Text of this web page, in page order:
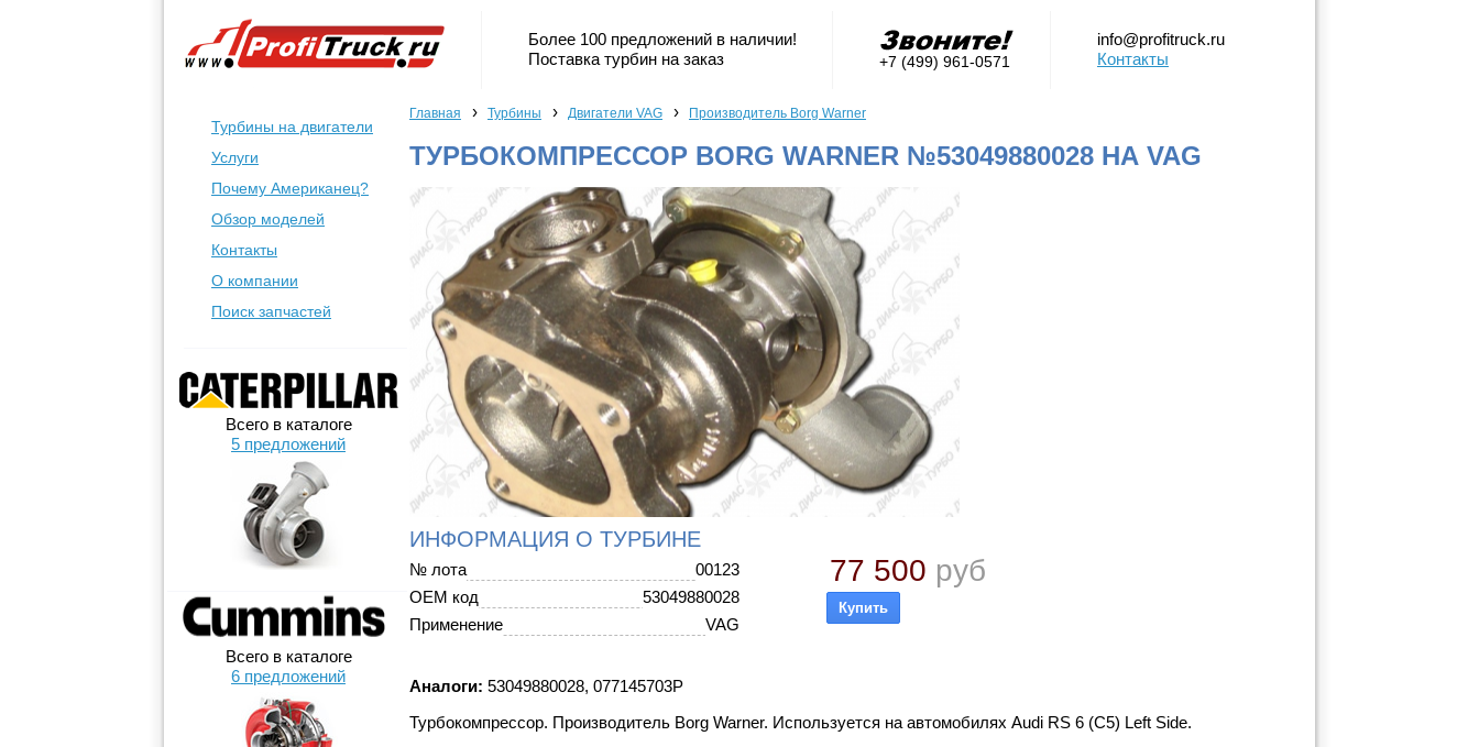
Более 100 предложений в наличии!
Поставка турбин на заказ
+7 (499) 961-0571
info@profitruck.ru
Контакты
Турбины на двигатели
Услуги
Почему Американец?
Обзор моделей
Контакты
О компании
Поиск запчастей
Всего в каталоге
5 предложений
Всего в каталоге
6 предложений
Главная › Турбины › Двигатели VAG › Производитель Borg Warner
ТУРБОКОМПРЕССОР BORG WARNER №53049880028 НА VAG
ИНФОРМАЦИЯ О ТУРБИНЕ
№ лота
00123
OEM код
53049880028
Применение
VAG
77 500 руб
Аналоги: 53049880028, 077145703P
Турбокомпрессор. Производитель Borg Warner. Используется на автомобилях Audi RS 6 (C5) Left Side.